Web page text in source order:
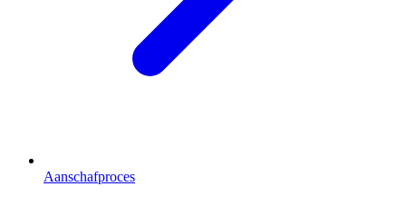
Aanschafproces